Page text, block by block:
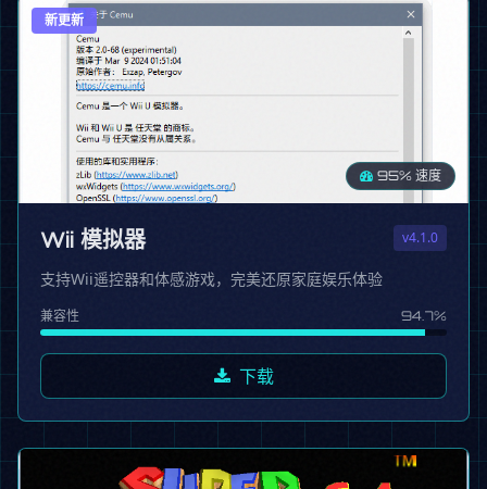
新更新
95% 速度
Wii 模拟器 v4.1.0
支持Wii遥控器和体感游戏，完美还原家庭娱乐体验
兼容性 94.7%
下载